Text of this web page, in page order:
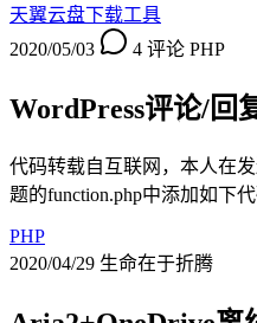
天翼云盘下载工具
2020/05/03
4 评论 PHP
WordPress评论/回
代码转载自互联网，本人在
题的function.php中添加如下
PHP
2020/04/29 生命在于折腾